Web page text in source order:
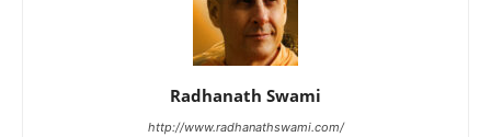
Radhanath Swami
http://www.radhanathswami.com/